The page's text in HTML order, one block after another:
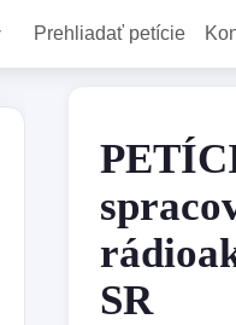
Prehliadať petície
SR